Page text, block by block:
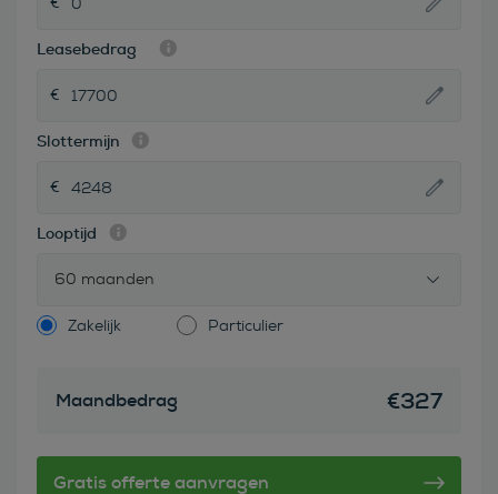
Leasebedrag
Slottermijn
Looptijd
60 maanden
Zakelijk Particulier
Maandbedrag €327